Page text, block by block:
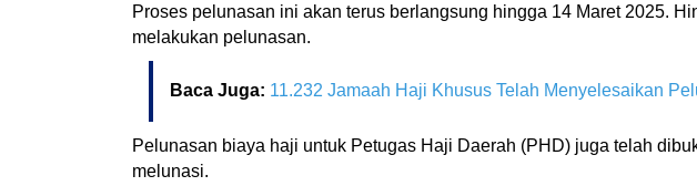
Proses pelunasan ini akan terus berlangsung hingga 14 Maret 2025.
melakukan pelunasan.
Baca Juga: 11.232 Jamaah Haji Khusus Telah Menyelesaikan
Pelunasan biaya haji untuk Petugas Haji Daerah (PHD) juga telah
melunasi.